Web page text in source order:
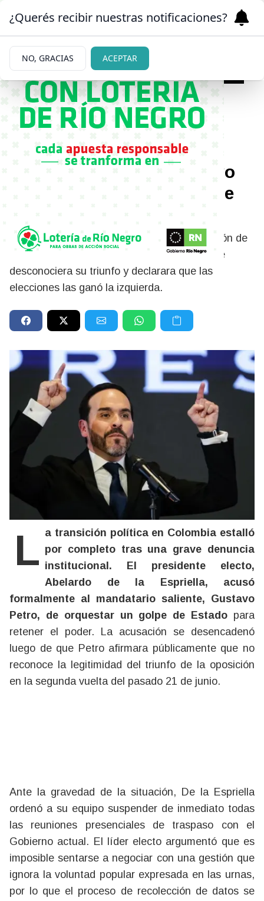
08/07/2026
El presidente electo de
Colombia acusó a Gustavo
Petro de impulsar un golpe
Abelardo de la Espriella suspendió la transición de
Gobierno luego de que el mandatario saliente
desconociera su triunfo y declarara que las
elecciones las ganó la izquierda.
La transición política en Colombia estalló por completo tras una grave denuncia
institucional. El presidente electo,
Abelardo de la Espriella, acusó
formalmente al mandatario saliente, Gustavo
Petro, de orquestar un golpe de Estado para
retener el poder. La acusación se desencadenó
luego de que Petro afirmara públicamente que no
reconoce la legitimidad del triunfo de la oposición
en la segunda vuelta del pasado 21 de junio.
Ante la gravedad de la situación, De la Espriella
ordenó a su equipo suspender de inmediato todas
las reuniones presenciales de traspaso con el
Gobierno actual. El líder electo argumentó que es
imposible sentarse a negociar con una gestión que
ignora la voluntad popular expresada en las urnas,
por lo que el proceso de recolección de datos se
¿Querés recibir nuestras notificaciones?
NO, GRACIAS ACEPTAR